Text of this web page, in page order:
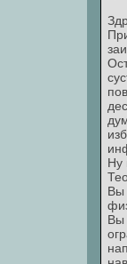
Ну
Вы
Вы